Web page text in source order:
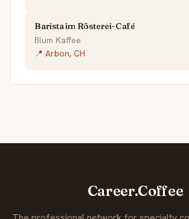
Barista im Rösterei-Café
Blum Kaffee
📍 Arbon, CH
Career.Coffee